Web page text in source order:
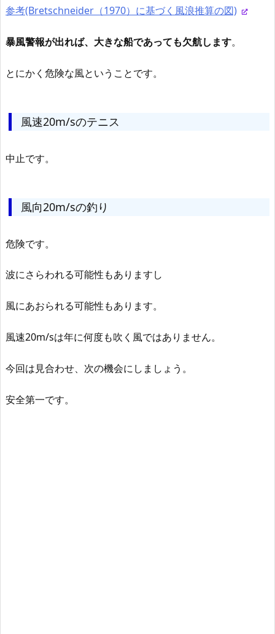
参考(Bretschneider（1970）に基づく風浪推算の図)
暴風警報が出れば、大きな船であっても欠航します。
とにかく危険な風ということです。
風速20m/sのテニス
中止です。
風向20m/sの釣り
危険です。
波にさらわれる可能性もありますし
風にあおられる可能性もあります。
風速20m/sは年に何度も吹く風ではありません。
今回は見合わせ、次の機会にしましょう。
安全第一です。